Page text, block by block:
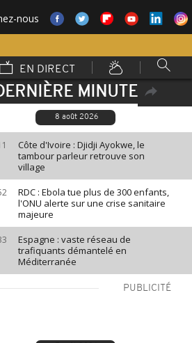
nous
EN DIRECT
MINUTE
8 août 2026
Côte d'Ivoire : Djidji Ayokwe, le
tambour parleur retrouve son
village
RDC : Ebola tue plus de 300 enfants,
l'ONU alerte sur une crise sanitaire
majeure
Espagne : vaste réseau de
trafiquants démantelé en
Méditerranée
PUBLICITÉ